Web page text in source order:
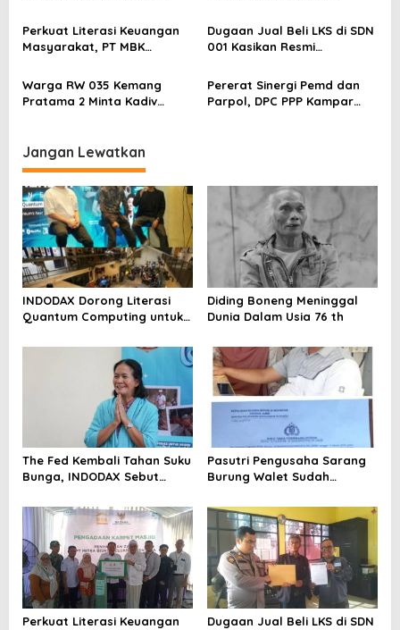
Sentimen Pasar
Pelapor Desak Polda Jambi
Segera Lakukan Penahanan
Perkuat Literasi Keuangan
Masyarakat, PT MBK
Karpet Masjid di Pakuhaji
Dugaan Jual Beli LKS di SDN
001 Kasikan Resmi
Kampar, Pemred – Pimum
Metroterkini.id Desak Usut
Kasus Ini
Warga RW 035 Kemang
Pratama 2 Minta Kadiv
Metro Bekasi Kota
Pererat Sinergi Pemd dan
Parpol, DPC PPP Kampar
Jangan Lewatkan
INDODAX Dorong Literasi
Quantum Computing untuk
Blockchain
Diding Boneng Meninggal
Dunia Dalam Usia 76 th
The Fed Kembali Tahan Suku
Bunga, INDODAX Sebut
Sentimen Pasar
Pasutri Pengusaha Sarang
Burung Walet Sudah
Pelapor Desak Polda Jambi
Segera Lakukan Penahanan
Perkuat Literasi Keuangan
Dugaan Jual Beli LKS di SDN